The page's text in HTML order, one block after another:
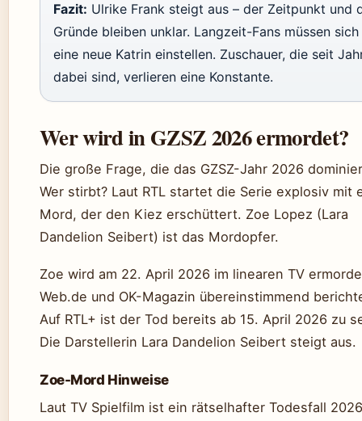
Fazit: Ulrike Frank steigt aus – der Zeitpunkt und
Gründe bleiben unklar. Langzeit-Fans müssen
eine neue Katrin einstellen. Zuschauer, die seit
dabei sind, verlieren eine Konstante.
Wer wird in GZSZ 2026 ermordet?
Die große Frage, die das GZSZ-Jahr 2026
Wer stirbt? Laut RTL startet die Serie explosiv mit
Mord, der den Kiez erschüttert. Zoe Lopez (Lara
Dandelion Seibert) ist das Mordopfer.
Zoe wird am 22. April 2026 im linearen TV
Web.de und OK-Magazin übereinstimmend
Auf RTL+ ist der Tod bereits ab 15. April 2026 zu
Die Darstellerin Lara Dandelion Seibert steigt aus.
Zoe-Mord Hinweise
Laut TV Spielfilm ist ein rätselhafter Todesfall 2026